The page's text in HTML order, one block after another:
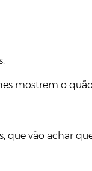
mostrem o
que vão achar